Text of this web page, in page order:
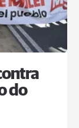
do